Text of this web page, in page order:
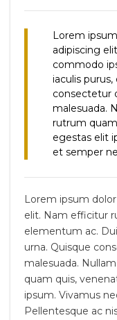
Lorem
adipiscing
commodo
iaculis
consectetur
malesuada.
rutrum
egestas elit
et semper
Lorem ipsum
elit. Nam efficitur
elementum ac.
urna. Quisque
malesuada.
quam quis,
ipsum. Vivamus
Pellentesque ac